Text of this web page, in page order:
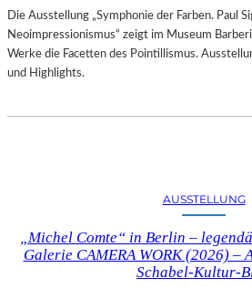
Die Ausstellung „Symphonie der Farben. Paul
Neoimpressionismus“ zeigt im Museum
Werke die Facetten des Pointillismus.
und Highlights.
AUSSTELLUNG
„Michel Comte“ in Berlin –
Galerie CAMERA WORK (2026) –
Schabel-Kultur-